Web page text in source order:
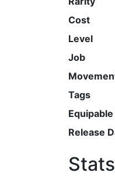
Cost
Level
Job
Tags
Equipable
Release